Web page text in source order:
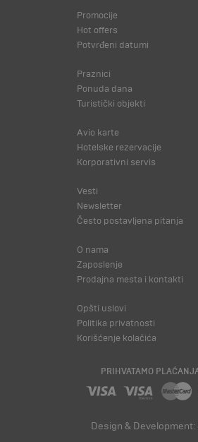
Promocije
Hot offers
Potvrđeni datumi
Praznici
Ponuda dana
Turistički objekti
Avio karte
Hotelske rezervacije
Korporativni servis
Vesti
Newsletter
Često postavljena pitanja
O nama
Zaposlenje
Prodajna mesta i kontakti
Opšti uslovi
Politika privatnosti
Korišćenje kolačića
PRIHVATAMO
Design & Development: